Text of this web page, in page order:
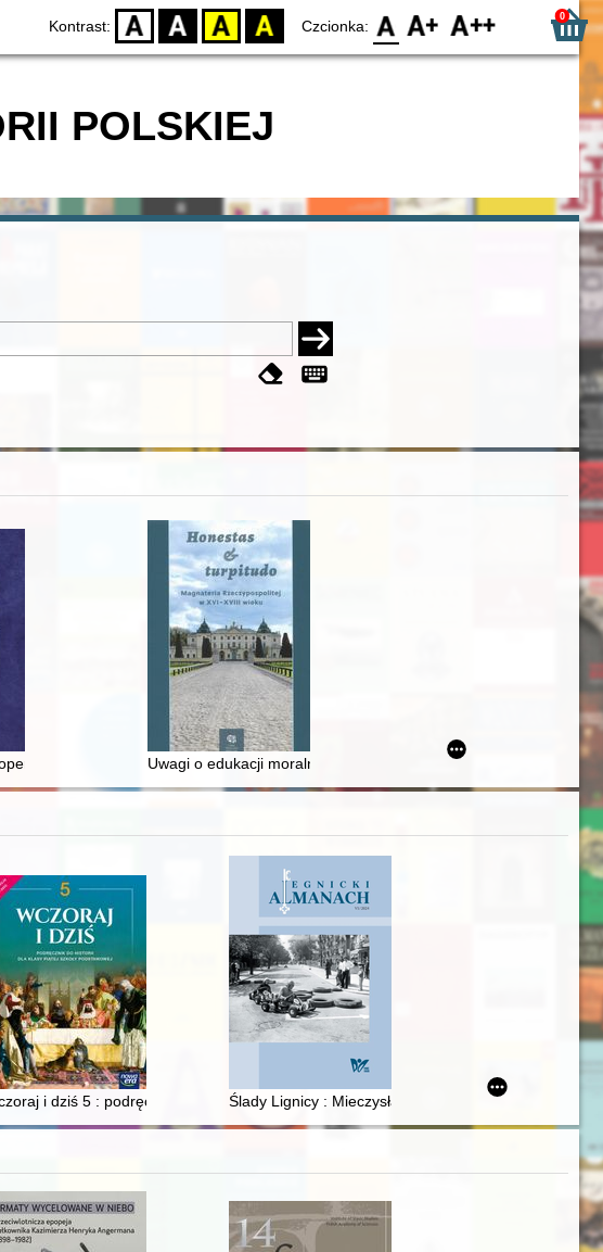
Kontrast: D BW YB BY Czcionka: F0 F1 F2 0
POLSKIEJ
do dziśz rodu ŚlązakaUwagi o edukacji moralnej synów szlacheckich w XVI-wiecznej
Lednicko-Gnieźnieńskie - spotkanie 22
1815-1945
i dziś 5 : podręcznik do historii dla klasy piątej szkoły podstawowej
Ślady Lignicy : Mieczysław Pietkiewicz (1908-1996) -